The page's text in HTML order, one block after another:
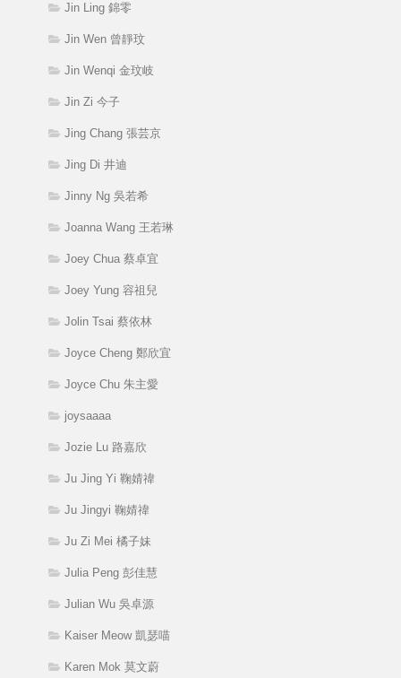
Jin Ling 錦零
Jin Wen 曾靜玟
Jin Wenqi 金玟岐
Jin Zi 今子
Jing Chang 張芸京
Jing Di 井迪
Jinny Ng 吳若希
Joanna Wang 王若琳
Joey Chua 蔡卓宜
Joey Yung 容祖兒
Jolin Tsai 蔡依林
Joyce Cheng 鄭欣宜
Joyce Chu 朱主愛
joysaaaa
Jozie Lu 路嘉欣
Ju Jing Yi 鞠婧禕
Ju Jingyi 鞠婧禕
Ju Zi Mei 橘子妹
Julia Peng 彭佳慧
Julian Wu 吳卓源
Kaiser Meow 凱瑟喵
Karen Mok 莫文蔚